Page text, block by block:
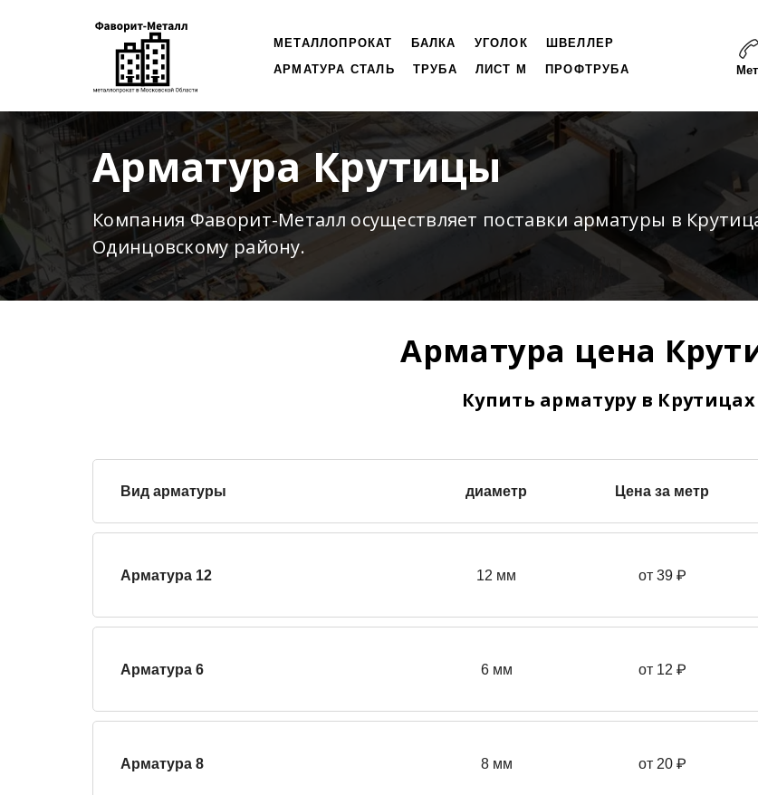
МЕТАЛЛОПРОКАТ БАЛКА УГОЛОК
ШВЕЛЛЕР
АРМАТУРА СТАЛЬ
ТРУБА ЛИСТ М ПРОФТРУБА
Арматура Крутицы
Компания Фаворит-Металл осуществляет поставки арматуры в
Одинцовскому району.
Арматура цена
Купить арматуру в Крутицах
Вид арматуры диаметр Цена за метр
Арматура 12 12 мм от 39₽
Арматура 6 6 мм от 12 ₽
Арматура 8 8 мм от 20 ₽